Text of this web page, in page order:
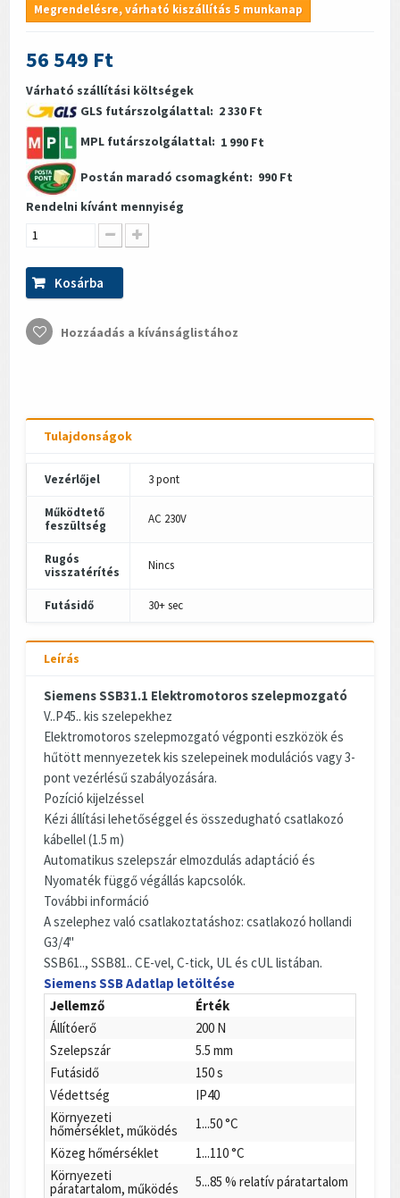
Megrendelésre, várható kiszállítás 5 munkanap
56 549 Ft
Várható szállítási költségek
GLS futárszolgálattal: 2 330 Ft
MPL futárszolgálattal: 1 990 Ft
Postán maradó csomagként: 990 Ft
Rendelni kívánt mennyiség
Kosárba
Hozzáadás a kívánságlistához
Tulajdonságok
Vezérlőjel 3 pont
Működtető
feszültség
AC 230V
Rugós
visszatérítés
Nincs
Futásidő 30+ sec
Leírás
Siemens SSB31.1 Elektromotoros szelepmozgató
V..P45.. kis szelepekhez
Elektromotoros szelepmozgató végponti eszközök és
hűtött mennyezetek kis szelepeinek modulációs vagy 3-
pont vezérlésű szabályozására.
Pozíció kijelzéssel
Kézi állítási lehetőséggel és összedugható csatlakozó
kábellel (1.5 m)
Automatikus szelepszár elmozdulás adaptáció és
Nyomaték függő végállás kapcsolók.
További információ
A szelephez való csatlakoztatáshoz: csatlakozó hollandi
G3/4"
SSB61.., SSB81.. CE-vel, C-tick, UL és cUL listában.
Siemens SSB Adatlap letöltése
Jellemző
Érték
Állítóerő
200 N
Szelepszár
5.5 mm
Futásidő
150 s
Védettség
IP40
Környezeti
hőmérséklet, működés
1...50 °C
Közeg hőmérséklet
1...110 °C
Környezeti
páratartalom, működés
5...85 % relatív páratartalom